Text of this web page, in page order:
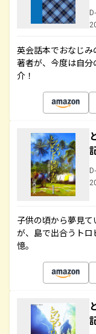
英会話本でおなじ
著者が、今度は自
介！
子供の頃から夢見
が、島で出合うト
憶。